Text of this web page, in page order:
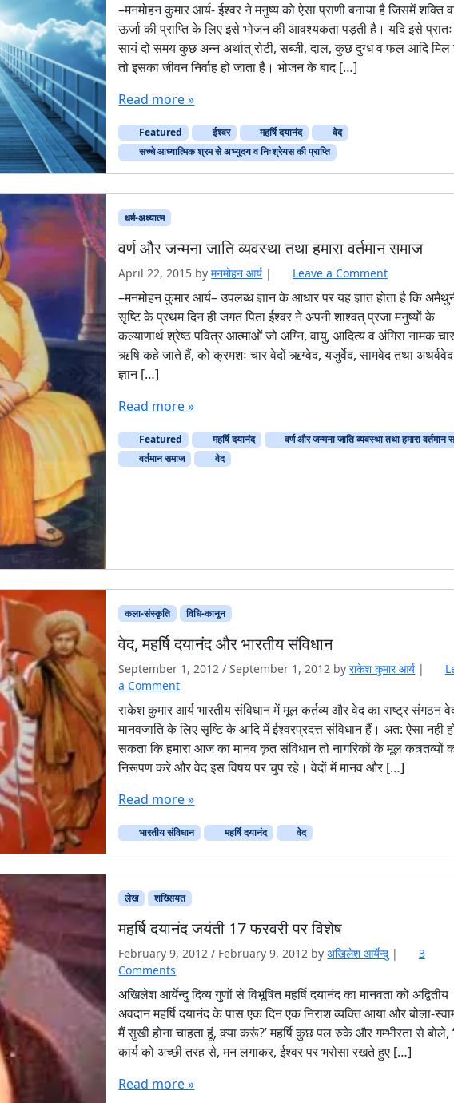
–मनमोहन कुमार आर्य- ईश्वर ने मनुष्य को ऐसा प्राणी बनाया है जिसमें शक्ति
ऊर्जा की प्राप्ति के लिए इसे भोजन की आवश्यकता पड़ती है। यदि इसे
सायं दो समय कुछ अन्न अर्थात् रोटी, सब्जी, दाल, कुछ दुग्ध व फल आदि मिल
तो इसका जीवन निर्वाह हो जाता है। भोजन के बाद […]
Read more »
Featured ईश्वर महर्षि दयानंद
वेद
सच्चे आध्यात्मिक श्रम से अभ्युदय व निःश्रेयस की प्राप्ति
धर्म-अध्यात्म
वर्ण और जन्मना जाति व्यवस्था तथा हमारा वर्तमान समाज
April 22, 2015 byमनमोहन आर्य | Leave a Comment
–मनमोहन कुमार आर्य– उपलब्ध ज्ञान के आधार पर यह ज्ञात होता है कि
सृष्टि के प्रथम दिन ही जगत पिता ईश्वर ने अपनी शाश्वत् प्रजा मनुष्यों के
कल्याणार्थ श्रेष्ठ पवित्र आत्माओं जो अग्नि, वायु, आदित्य व अंगिरा नामक चार
ऋषि कहे जाते हैं, को क्रमशः चार वेदों ऋग्वेद, यजुर्वेद, सामवेद तथा
ज्ञान […]
Read more »
Featured महर्षि दयानंद
वर्ण और जन्मना जाति व्यवस्था तथा हमारा वर्तमान
वर्तमान समाज
वेद
कला-संस्कृति विधि-कानून
वेद, महर्षि दयानंद और भारतीय संविधान
September 1, 2012 / September 1, 2012 byराकेश कुमार आर्य |
a Comment
राकेश कुमार आर्य भारतीय संविधान में मूल कर्तव्य और वेद का राष्ट्र संगठन
मानवजाति के लिए सृष्टि के आदि में ईश्वरप्रदत्त संविधान हैं। अत: ऐसा नही
सकता कि हमारा आज का मानव कृत संविधान तो नागरिकों के मूल कत्र्तव्यों
निरूपण करे और वेद इस विषय पर चुप रहे। वेदों में मानव और […]
Read more »
भारतीय संविधान महर्षि दयानंद वेद
लेख शख्सियत
महर्षि दयानंद जयंती 17 फरवरी पर विशेष
February 9, 2012 / February 9, 2012 byअखिलेश आर्येन्दु |
3
Comments
n
म
ह
र्षि
द
नं
अखिलेश आर्येन्दु दिव्य गुणों से विभूषित महर्षि दयानंद का मानवता को अद्वितीय
अवदान महर्षि दयानंद के पास एक दिन एक निराश व्यक्ति आया और बोला-
मैं सुखी होना चाहता हूं, क्या करूं?’ महर्षि कुछ पल रुके और गम्भीरता से बोले,
कार्य को अच्छी तरह से, मन लगाकर, ईश्वर पर भरोसा रखते हुए […]
Read more »